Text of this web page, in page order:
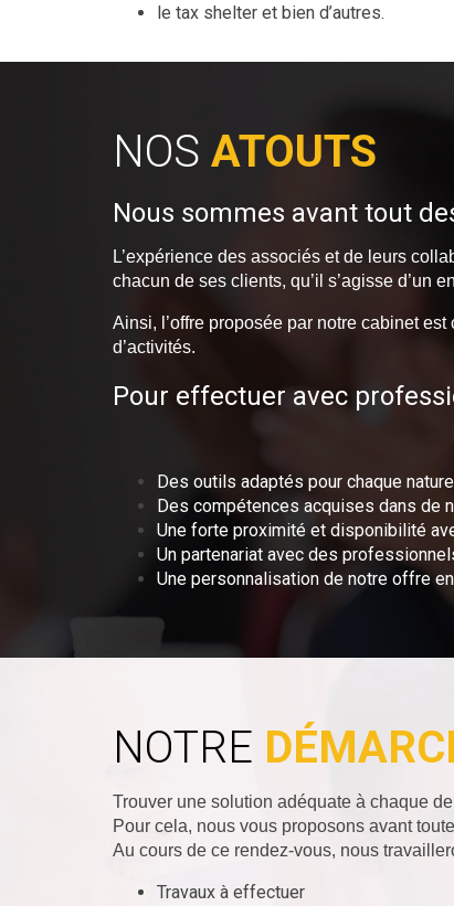
le tax shelter et bien d’autres.
NOS ATOUTS
Nous sommes avant tout
L’expérience des associés et de leurs
chacun de ses clients, qu’il s’agisse d’un
Ainsi, l’offre proposée par notre cabinet
d’activités.
Pour effectuer avec
Des outils adaptés pour chaque
Des compétences acquises dans de
Une forte proximité et disponibilité
Un partenariat avec des
Une personnalisation de notre offre
NOTRE
Trouver une solution adéquate à chaque
Pour cela, nous vous proposons avant
Au cours de ce rendez-vous, nous
Travaux à effectuer